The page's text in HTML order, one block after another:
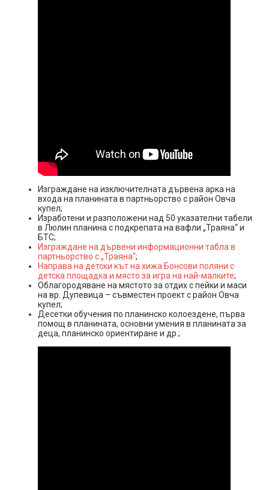
Изграждане на изключителната дървена арка на
входа на планината в партньорство с район Овча
купел;
Изработени и разположени над 50 указателни табели
в Люлин планина с подкрепата на вафли „Траяна“ и
БТС;
Изграждане на дървени информационни табла в
партньорство с „Траяна“;
Направа на детски кът на хижа Бонсови поляни с
детска площадка и място за игра на най-малките;
Облагородяване на мястото за отдих с пейки и маси
на вр. Дупевица – съвместен проект с район Овча
купел;
Десетки обучения по планинско колоездене, първа
помощ в планината, основни умения в планината за
деца, планинско ориентиране и др.;